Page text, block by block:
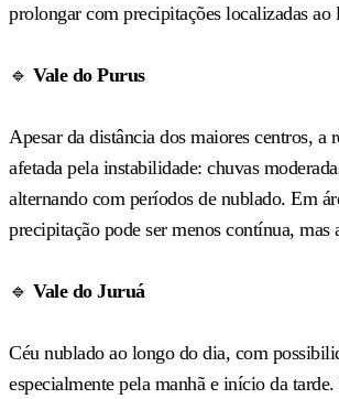
prolongar com precipitações localizadas ao
🔹 Vale do Purus
Apesar da distância dos maiores centros, a
afetada pela instabilidade: chuvas
alternando com períodos de nublado. Em
precipitação pode ser menos contínua,
🔹 Vale do Juruá
Céu nublado ao longo do dia, com
especialmente pela manhã e início da